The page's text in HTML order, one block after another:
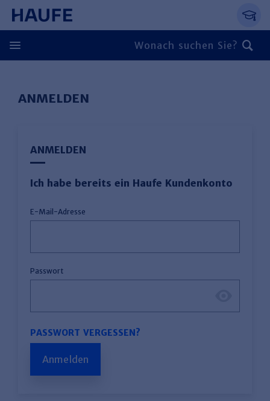
Springe direkt zum Hauptinhalt, zur
Zum Hauptinhalt springen
Zur Navigation springen
Zur Suche springen
ANMELDEN
ANMELDEN
Ich habe bereits ein Haufe Kundenkonto
E-Mail-Adresse
Passwort
PASSWORT VERGESSEN?
Anmelden